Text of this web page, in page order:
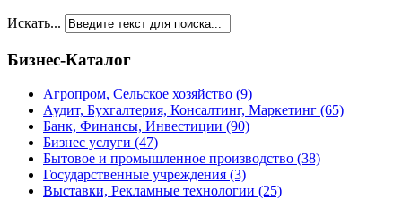
Искать...
Бизнес-Каталог
Агропром, Сельское хозяйство (9)
Аудит, Бухгалтерия, Консалтинг, Маркетинг (65)
Банк, Финансы, Инвестиции (90)
Бизнес услуги (47)
Бытовое и промышленное производство (38)
Государственные учреждения (3)
Выставки, Рекламные технологии (25)